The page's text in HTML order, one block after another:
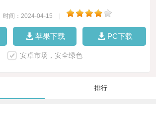
时间：2024-04-15
苹果下载 PC下载
安卓市场，安全绿色
排行